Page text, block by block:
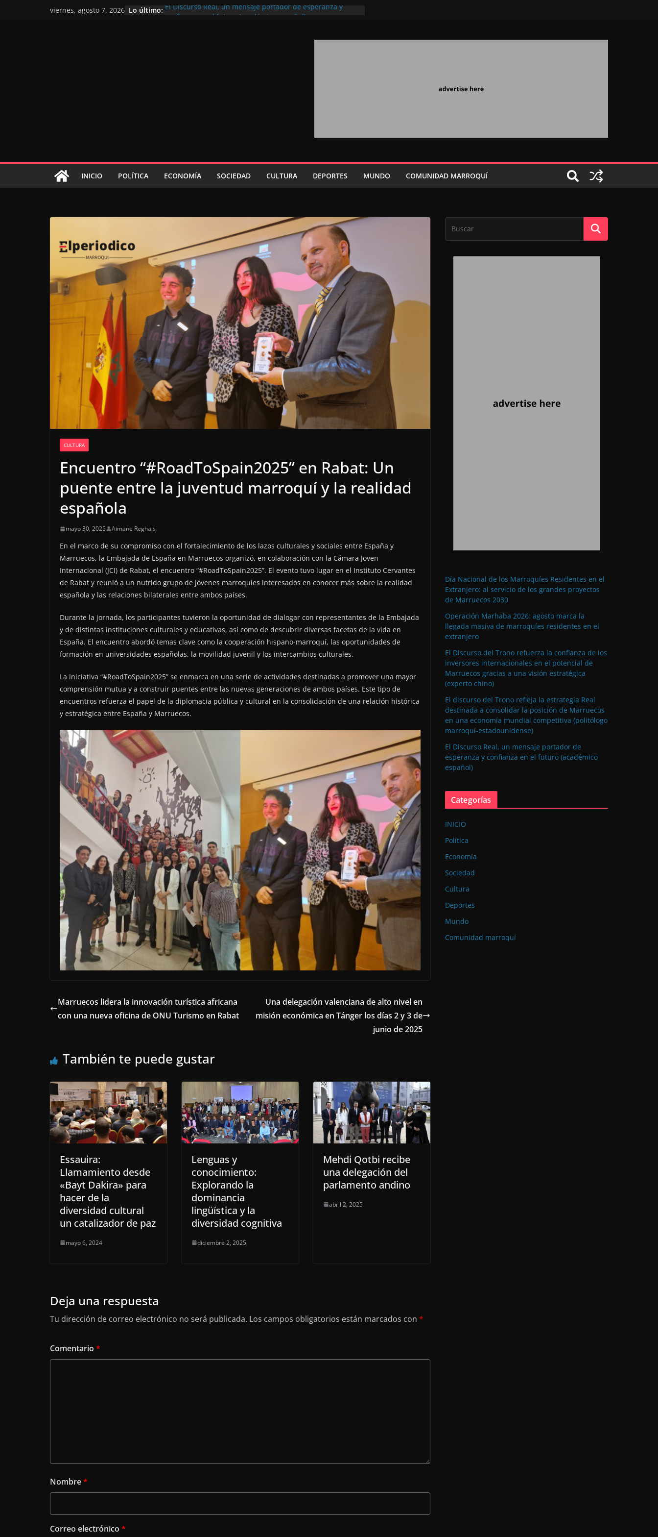
viernes, agosto 7, 2026 Lo último: El Discurso Real, un mensaje portador de esperanza y
Extranjero: al servicio de los grandes proyectos de
INICIO POLÍTICA ECONOMÍA SOCIEDAD CULTURA DEPORTES MUNDO COMUNIDAD MARROQUÍ
CULTURA
Encuentro “#RoadToSpain2025” en Rabat: Un
puente entre la juventud marroquí y la realidad
española
mayo 30, 2025 Aimane Reghais
En el marco de su compromiso con el fortalecimiento de los lazos culturales y sociales entre España y
Marruecos, la Embajada de España en Marruecos organizó, en colaboración con la Cámara Joven
Internacional (JCI) de Rabat, el encuentro “#RoadToSpain2025”. El evento tuvo lugar en el Instituto Cervantes
de Rabat y reunió a un nutrido grupo de jóvenes marroquíes interesados en conocer más sobre la realidad
española y las relaciones bilaterales entre ambos países.
Durante la jornada, los participantes tuvieron la oportunidad de dialogar con representantes de la Embajada
y de distintas instituciones culturales y educativas, así como de descubrir diversas facetas de la vida en
España. El encuentro abordó temas clave como la cooperación hispano-marroquí, las oportunidades de
formación en universidades españolas, la movilidad juvenil y los intercambios culturales.
La iniciativa “#RoadToSpain2025” se enmarca en una serie de actividades destinadas a promover una mayor
comprensión mutua y a construir puentes entre las nuevas generaciones de ambos países. Este tipo de
encuentros refuerza el papel de la diplomacia pública y cultural en la consolidación de una relación histórica
y estratégica entre España y Marruecos.
Marruecos lidera la innovación turística africana
con una nueva oficina de ONU Turismo en Rabat
Una delegación valenciana de alto nivel en
misión económica en Tánger los días 2 y 3 de
junio de 2025
También te puede gustar
Essauira:
Llamamiento desde
«Bayt Dakira» para
hacer de la
diversidad cultural
un catalizador de paz
mayo 6, 2024
Lenguas y
conocimiento:
Explorando la
dominancia
lingüística y la
diversidad cognitiva
diciembre 2, 2025
Mehdi Qotbi recibe
una delegación del
parlamento andino
abril 2, 2025
Deja una respuesta
Tu dirección de correo electrónico no será publicada. Los campos obligatorios están marcados con *
Comentario *
Nombre*
Correo electrónico *
Día Nacional de los Marroquíes Residentes en el
Extranjero: al servicio de los grandes proyectos
de Marruecos 2030
Operación Marhaba 2026: agosto marca la
llegada masiva de marroquíes residentes en el
extranjero
El Discurso del Trono refuerza la confianza de los
inversores internacionales en el potencial de
Marruecos gracias a una visión estratégica
(experto chino)
El discurso del Trono refleja la estrategia Real
destinada a consolidar la posición de Marruecos
en una economía mundial competitiva (politólogo
marroquí-estadounidense)
El Discurso Real, un mensaje portador de
esperanza y confianza en el futuro (académico
español)
Categorías
INICIO
Política
Economía
Sociedad
Cultura
Deportes
Mundo
Comunidad marroquí